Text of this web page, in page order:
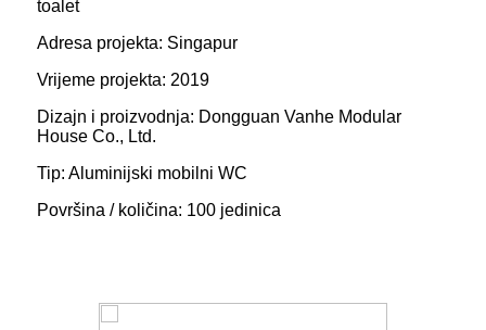
toalet
Adresa projekta: Singapur
Vrijeme projekta: 2019
Dizajn i proizvodnja: Dongguan Vanhe Modular
House Co., Ltd.
Tip: Aluminijski mobilni WC
Površina / količina: 100 jedinica